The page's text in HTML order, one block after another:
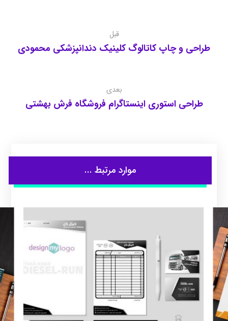
قبل
طراحی و چاپ کاتالوگ کلینیک دندانپزشکی محمودی
بعدی
طراحی استوری اینستاگرام فروشگاه فرش بهشتی
موارد مرتبط ...